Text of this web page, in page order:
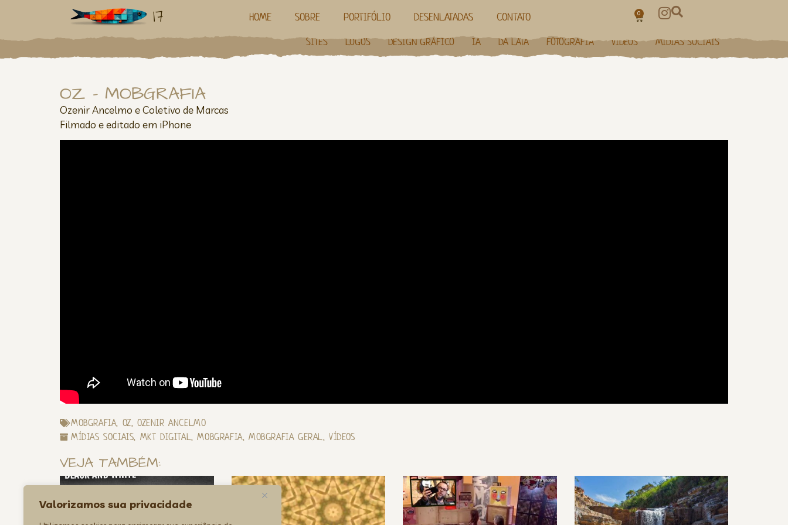
Valorizamos sua privacidade
17 HOME SOBRE PORTIFÓLIO DESENLATADAS CONTATO 0
SITES LOGOS DESIGN GRÁFICO IA DA LATA FOTOGRAFIA VÍDEOS MÍDIAS SOCIAIS
OZ – MOBGRAFIA
Ozenir Ancelmo e Coletivo de Marcas
Filmado e editado em iPhone
MOBGRAFIA, OZ,OZENIR ANCELMO
MÍDIAS SOCIAIS, MKT DIGITAL,MOBGRAFIA,MOBGRAFIA GERAL,VÍDEOS
VEJA TAMBÉM: